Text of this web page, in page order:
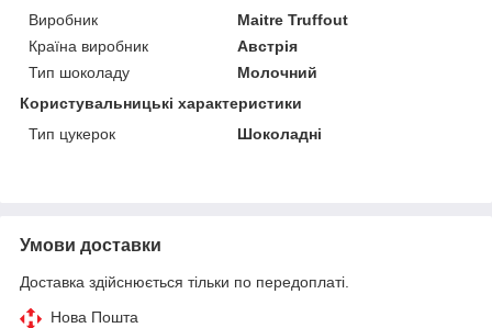
Виробник
Maitre Truffout
Країна виробник
Австрія
Тип шоколаду
Молочний
Користувальницькі характеристики
Тип цукерок
Шоколадні
Умови доставки
Доставка здійснюється тільки по передоплаті.
Нова Пошта